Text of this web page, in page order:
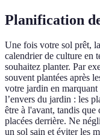
Planification
Une fois votre sol prêt,
calendrier de culture en
souhaitez planter. Par
souvent plantées après
votre jardin en marquant
l’envers du jardin : les
être à l'avant, tandis
placées derrière. Ne
un sol sain et éviter les